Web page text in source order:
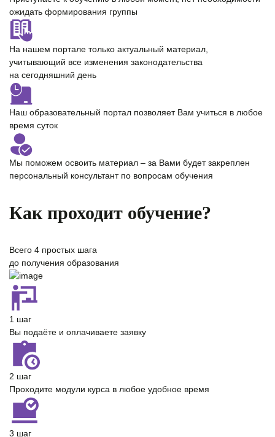
ожидать формирования группы
На нашем портале только актуальный материал
учитывающий все изменения законодательства
на сегодняшний день
Наш образовательный портал позволяет Вам учиться в любое
время суток
Мы поможем освоить материал – за Вами будет закреплен
персональный консультантпо вопросам обучения
Как проходит обучение?
Всего 4 простых шага
до получения образования
1 шаг
Вы подаёте и оплачиваете заявку
2 шаг
Проходите модули курса в любое удобное время
3 шаг